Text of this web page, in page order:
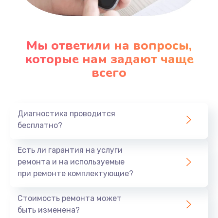
Заказать
Ремонт подсветки
Заказать
930 руб.
Заказать
Мы ответили на вопросы,
которые нам задают чаще
всего
Диагностика проводится
бесплатно?
Есть ли гарантия на услуги
ремонта и на используемые
при ремонте комплектующие?
Стоимость ремонта может
быть изменена?